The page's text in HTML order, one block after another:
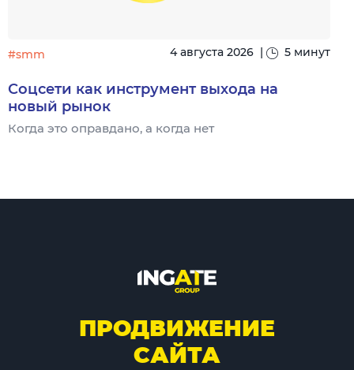
#smm 4 августа 2026 | 5 минут
Соцсети как инструмент выхода на
новый рынок
Когда это оправдано, а когда нет
ПРОДВИЖЕНИЕ
САЙТА